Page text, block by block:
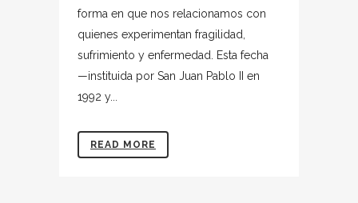
forma en que nos relacionamos con
quienes experimentan fragilidad,
sufrimiento y enfermedad. Esta fecha
—instituida por San Juan Pablo II en
1992 y...
READ MORE